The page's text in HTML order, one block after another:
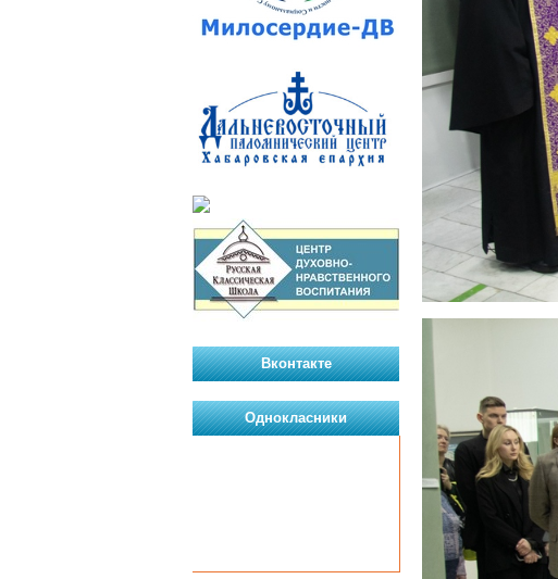
Вконтакте
Однокласники